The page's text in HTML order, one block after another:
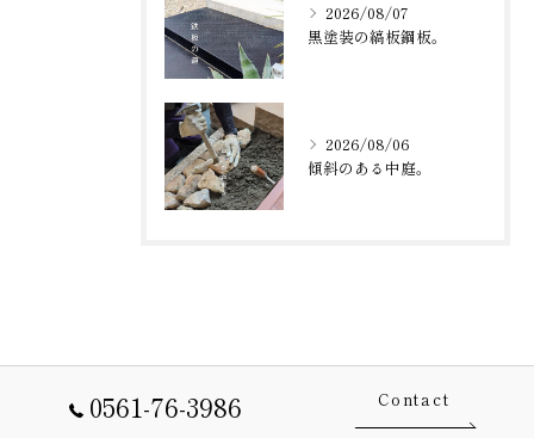
2026/08/07
黒塗装の縞板鋼板。
2026/08/06
傾斜のある中庭。
0561-76-3986 Contact